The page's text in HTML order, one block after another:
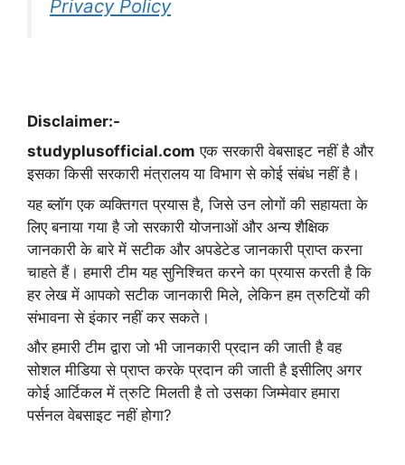
Privacy Policy
Disclaimer:-
studyplusofficial.com एक सरकारी वेबसाइट नहीं है और
इसका किसी सरकारी मंत्रालय या विभाग से कोई संबंध नहीं है।
यह ब्लॉग एक व्यक्तिगत प्रयास है, जिसे उन लोगों की सहायता के
लिए बनाया गया है जो सरकारी योजनाओं और अन्य शैक्षिक
जानकारी के बारे में सटीक और अपडेटेड जानकारी प्राप्त करना
चाहते हैं। हमारी टीम यह सुनिश्चित करने का प्रयास करती है कि
हर लेख में आपको सटीक जानकारी मिले, लेकिन हम त्रुटियों की
संभावना से इंकार नहीं कर सकते।
और हमारी टीम द्वारा जो भी जानकारी प्रदान की जाती है वह
सोशल मीडिया से प्राप्त करके प्रदान की जाती है इसीलिए अगर
कोई आर्टिकल में त्रुटि मिलती है तो उसका जिम्मेवार हमारा
पर्सनल वेबसाइट नहीं होगा?